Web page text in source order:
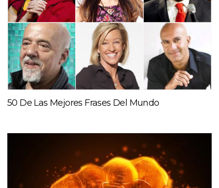
50 De Las Mejores Frases Del Mundo